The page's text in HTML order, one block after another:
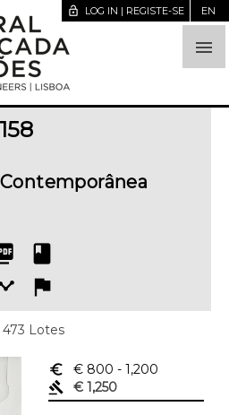

lock_open LOG IN | REGISTE-SE EN
158
book
flag
473 Lotes
euro_symbol € 800 - 1,200
gavel
€ 1,250